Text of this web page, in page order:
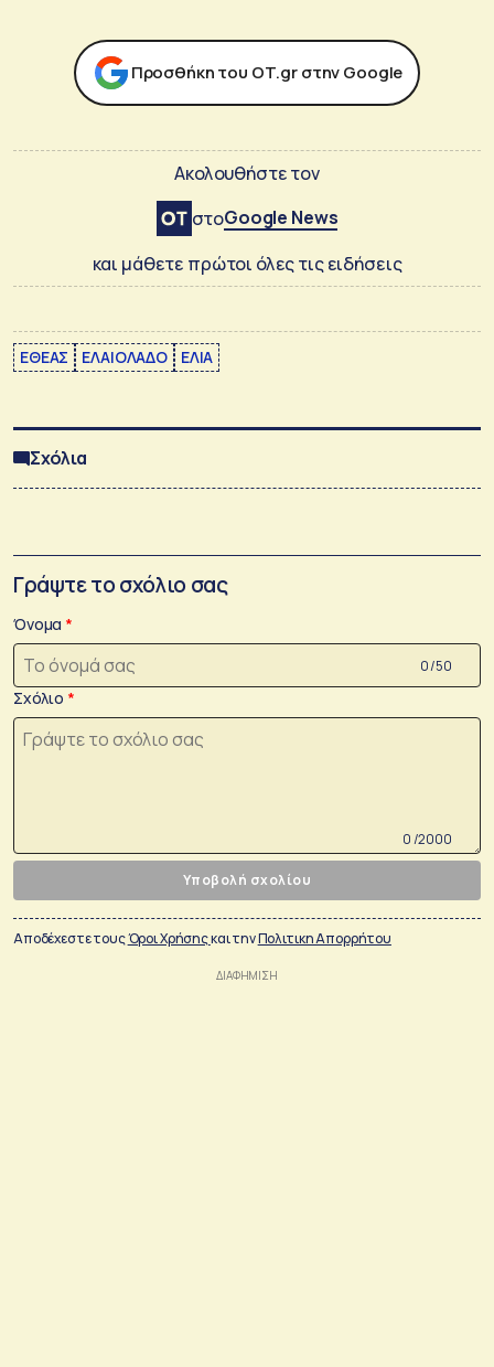
Προσθήκη του ΟΤ.gr στην Google
Ακολουθήστε τον
στοGoogle News
και μάθετε πρώτοι όλες τις ειδήσεις
ΕΘΕΑΣ ΕΛΑΙΟΛΑΔΟ ΕΛΙΑ
Σχόλια
Γράψτε το σχόλιο σας
Όνομα
0 /50
Σχόλιο
0 /2000
Υποβολή σχολίου
Αποδέχεστε τουςΌροι Χρήσηςκαι τηνΠολιτικη Απορρήτου